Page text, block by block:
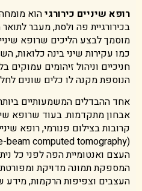
רופא שיניים כירורגיהוא
בכירורגיית פה ולסת, מעבר
מוסמך לבצע הליכים שרופא
כמו עקירות שיני בינה כלואות,
חניכיים וניהול זיהומים עמוקים
הנוספת מקנה לו כלים שונים
אחד ההבדלים המשמעותיים
אבחון מתקדמות. בעוד שרופא
קרובות בצילום פנורמי, רופא
העצם ואנטומיית הפה לפני כל
המספקת תמונה מדויקת
העצבים וצפיפות הרקמות, מידע